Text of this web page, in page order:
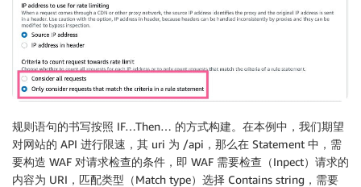
规则语句的书写按照 IF…Then… 的方式构建。在本例中，我们期望
对网站的 API 进行限速，其 uri 为 /api，那么在 Statement 中，需
要构造 WAF 对请求检查的条件，即 WAF 需要检查（Inpect）请求的
内容为 URI，匹配类型（Match type）选择 Contains string，需要